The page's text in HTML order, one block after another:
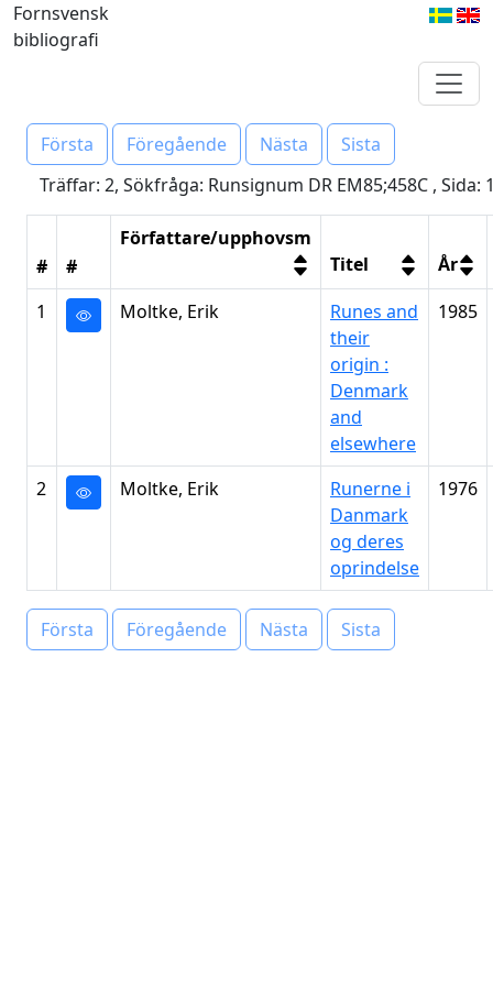
Fornsvensk
bibliografi
Första Föregående Nästa
Sista
Träffar: 2, Sökfråga: Runsignum DR EM85;458C , Sida:
# #
Författare/upphovsm
Titel
År
1
Moltke, Erik
Runes and
their
origin :
Denmark
and
elsewhere
1985
2 Moltke, Erik
Runerne i
Danmark
og deres
oprindelse
1976
Första Föregående Nästa Sista